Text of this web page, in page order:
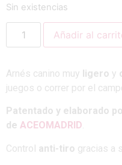
Sin existencias
Añadir al
Arnés canino muy ligero y
juegos o correr por el
Patentado y elaborado
de ACEOMADRID.
Control anti-tiro gracias a